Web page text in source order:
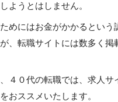
ようとはしません。
めにはお金がかかるという
、転職サイトには数多く掲
４０代の転職では、求人サ
おススメいたします。